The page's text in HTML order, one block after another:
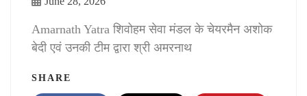
Amarnath Yatra शिवोहम सेवा मंडल के चेयरमैन अशोक
बेदी एवं उनकी टीम द्वारा श्री अमरनाथ
SHARE